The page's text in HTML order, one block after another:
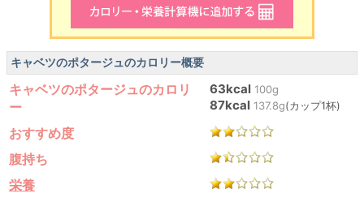
キャベツのポタージュのカロリー概要
キャベツのポタージュのカロリ
ー
63kcal 100g
87kcal 137.8g(カップ1杯)
おすすめ度
腹持ち
栄養